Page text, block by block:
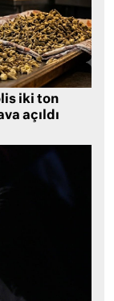
iki ton
açıldı